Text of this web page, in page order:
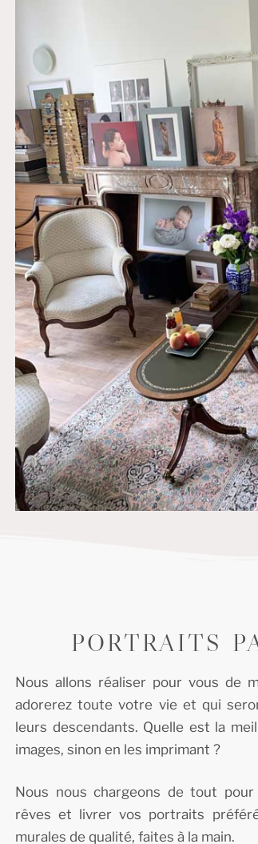
PORTRAITS
Nous allons réaliser pour vous de
adorerez toute votre vie et qui
leurs descendants. Quelle est la
images, sinon en les imprimant ?
Nous nous chargeons de tout
rêves et livrer vos portraits
murales de qualité, faites à la main.